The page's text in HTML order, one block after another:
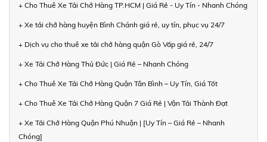
+ Cho Thuê Xe Tải Chở Hàng TP.HCM | Giá Rẻ - Uy Tín - Nhanh Chóng
+ Xe tải chở hàng huyện Bình Chánh giá rẻ, uy tín, phục vụ 24/7
+ Dịch vụ cho thuê xe tải chở hàng quận Gò Vấp giá rẻ, 24/7
+ Xe Tải Chở Hàng Thủ Đức | Giá Rẻ – Nhanh Chóng
+ Cho Thuê Xe Tải Chở Hàng Quận Tân Bình – Uy Tín, Giá Tốt
+ Cho Thuê Xe Tải Chở Hàng Quận 7 Giá Rẻ | Vận Tải Thành Đạt
+ Xe Tải Chở Hàng Quận Phú Nhuận | [Uy Tín – Giá Rẻ – Nhanh
Chóng]